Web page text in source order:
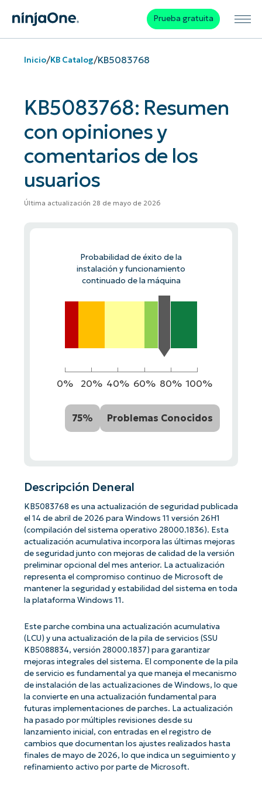
Prueba gratuita
Inicio/KB Catalog/KB5083768
KB5083768: Resumen
con opiniones y
comentarios de los
usuarios
Última actualización 28 de mayo de 2026
Probabilidad de éxito de la
instalación y funcionamiento
continuado de la máquina
0% 20% 40% 60% 80% 100%
75% Problemas Conocidos
Descripción Deneral
KB5083768 es una actualización de seguridad publicada
el 14 de abril de 2026 para Windows 11 versión 26H1
(compilación del sistema operativo 28000.1836). Esta
actualización acumulativa incorpora las últimas mejoras
de seguridad junto con mejoras de calidad de la versión
preliminar opcional del mes anterior. La actualización
representa el compromiso continuo de Microsoft de
mantener la seguridad y estabilidad del sistema en toda
la plataforma Windows 11.
Este parche combina una actualización acumulativa
(LCU) y una actualización de la pila de servicios (SSU
KB5088834, versión 28000.1837) para garantizar
mejoras integrales del sistema. El componente de la pila
de servicio es fundamental ya que maneja el mecanismo
de instalación de las actualizaciones de Windows, lo que
la convierte en una actualización fundamental para
futuras implementaciones de parches. La actualización
ha pasado por múltiples revisiones desde su
lanzamiento inicial, con entradas en el registro de
cambios que documentan los ajustes realizados hasta
finales de mayo de 2026, lo que indica un seguimiento y
refinamiento activo por parte de Microsoft.